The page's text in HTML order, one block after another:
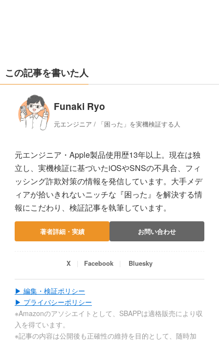
この記事を書いた人
Funaki Ryo
元エンジニア / 「困った」を実機検証する人
元エンジニア・Apple製品使用歴13年以上。現在は独
立し、実機検証に基づいたiOSやSNSの不具合、フィ
ッシング詐欺対策の情報を発信しています。大手メデ
ィアが拾いきれないニッチな『困った』を解決する情
報にこだわり、検証記事を執筆しています。
著者詳細・実績 お問い合わせ
X Facebook Bluesky
▶ 編集・検証ポリシー
▶ プライバシーポリシー
※Amazonのアソシエイトとして、SBAPPは適格販売により収
入を得ています。
※記事の内容は公開後も正確性の維持を目的として、随時加